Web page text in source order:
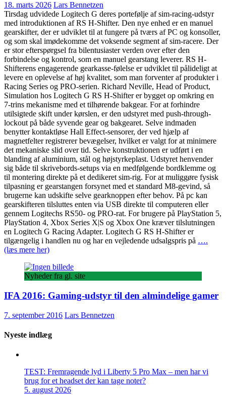
18. marts 2026 Lars Bennetzen
Tirsdag udvidede Logitech G deres portefølje af sim-racing-udstyr
med introduktionen af RS H-Shifter. Den nye enhed er en manuel
gearskifter, der er udviklet til at fungere på tværs af PC og konsoller,
og som skal imødekomme det voksende segment af sim-racere. Der
er stor efterspørgsel fra bilentusiaster verden over efter den
forbindelse og kontrol, som en manuel gearstang leverer. RS H-
Shifterens engagerende gearkasse-følelse er udviklet til pålideligt at
levere en oplevelse af høj kvalitet, som man forventer af produkter i
Racing Series og PRO-serien. Richard Neville, Head of Product,
Simulation hos Logitech G RS H-Shifter er bygget op omkring en
7-trins mekanisme med et tilhørende bakgear. For at forhindre
utilsigtede skift under kørslen, er den udstyret med push-through-
lockout på både syvende gear og bakgearet. Selve indmaden
benytter kontaktløse Hall Effect-sensorer, der ved hjælp af
magnetfelter registrerer bevægelser, hvilket er valgt for at minimere
det mekaniske slid over tid. Selve konstruktionen er udført i en
blanding af aluminium, stål og højstyrkeplast. Udstyret henvender
sig både til skrivebords-setups via en medfølgende bordklemme og
til montering direkte på et dedikeret sim-rig. For at muliggøre fysisk
tilpasning er gearstangen forsynet med et standard M8-gevind, så
brugerne kan udskifte selve gearknoppen efter behov. På pc kan
gearskifteren tilsluttes enten via USB direkte til computeren eller
gennem Logitechs RS50- og PRO-rat. For brugere på PlayStation 5,
PlayStation 4, Xbox Series X|S og Xbox One kræver tilslutningen
en Logitech G Racing Adapter. Logitech G RS H-Shifter er
tilgængelig i handlen nu og har en vejledende udsalgspris på ….
(læs mere her)
Nyheder fra gl. site
IFA 2016: Gaming-udstyr til den almindelige gamer
7. september 2016 Lars Bennetzen
Nyeste indlæg
TEST: Fremragende lyd i Liberty 5 Pro Max – men har vi
brug for et headset der kan tage noter?
5. august 2026